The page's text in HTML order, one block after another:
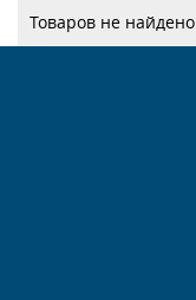
Товаров не найдено